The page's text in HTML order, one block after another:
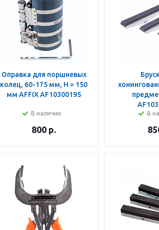
Оправка для поршневых
колец, 60-175 мм, Н = 150
мм AFFIX AF10300195
В наличии
800 р.
В